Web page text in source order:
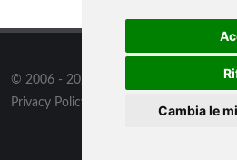
Cambia le
© 2006 - 2026
tutti i
Privacy Policy
Preferenze sui Cookies